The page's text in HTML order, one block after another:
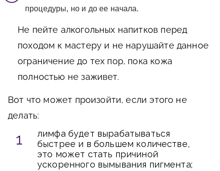
процедуры, но и до ее начала.
Не пейте алкогольных напитков перед
походом к мастеру и не нарушайте данное
ограничение до тех пор, пока кожа
полностью не заживет.
Вот что может произойти, если этого не
делать:
лимфа будет вырабатываться
быстрее и в большем количестве,
это может стать причиной
ускоренного вымывания пигмента;